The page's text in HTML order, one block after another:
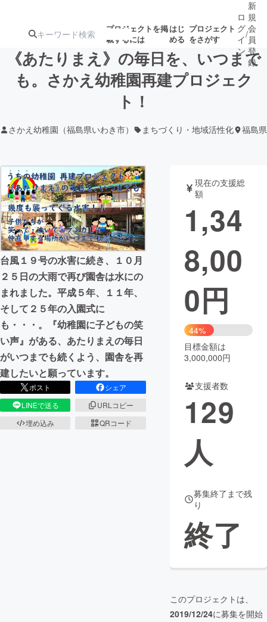
プロジェクトを掲
載するには
はじ
める
プロジェクト
をさがす
注目の新着プロ
テクノロジー・ガジェット
映像・映画 書籍・雑誌
ビジネス・起業 チャレンジ
まちづくり・地域活性化
CAMPFIRE for Social Good
CAMPFIRE Creation
CAMPFIREふるさと納税machi-ya コミュニティ
ロ
グ
イ
ン
/
新
規
会
員
登
録
《あたりまえ》の毎日を、いつまで
も。さかえ幼稚園再建プロジェク
ト！
さかえ幼稚園（福島県いわき市） まちづくり・地域活性化 福島県
台風１９号の水害に続き、１０月
２５日の大雨で再び園舎は水にの
まれました。平成５年、１１年、
そして２５年の入園式に
も・・・。『幼稚園に子どもの笑
い声』がある、あたりまえの毎日
がいつまでも続くよう、園舎を再
建したいと願っています。
ポスト
シェア
LINEで送る
URLコピー
埋め込み
QRコード
現在の支援総
額
1,34
8,00
0円
44%
目標金額は
3,000,000円
支援者数
129
人
募集終了まで残
り
終了
このプロジェクトは、
2019/12/24に募集を開始